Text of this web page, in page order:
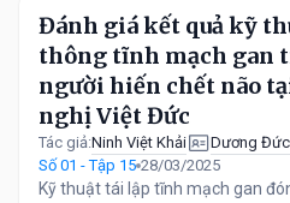
Đánh giá kết quả kỹ
thông tĩnh mạch gan
người hiến chết não
nghị Việt Đức
Tác giả:Ninh Việt Khải
Dương
Số 01 - Tập 15 28/03/2025
Kỹ thuật tái lập tĩnh mạch gan